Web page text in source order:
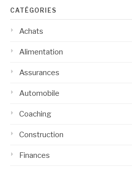
CATÉGORIES
Achats
Alimentation
Assurances
Automobile
Coaching
Construction
Finances